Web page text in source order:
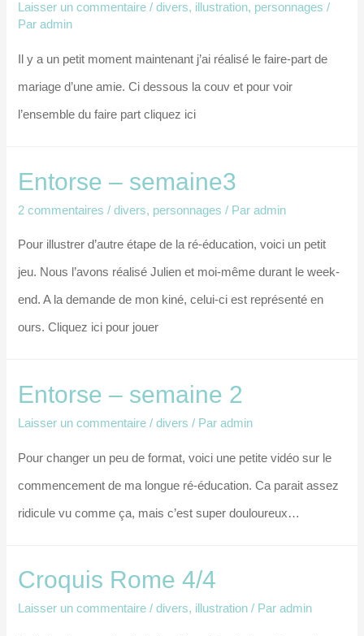
Laisser un commentaire /divers, illustration, personnages /
Paradmin
Il y a un petit moment maintenant j’ai réalisé le faire-part de
mariage d’une amie. Ci dessous la couv et pour voir
l’ensemble du faire part cliquez ici
Entorse – semaine3
2 commentaires /divers, personnages / Paradmin
Pour illustrer d’autre étape de la ré-éducation, voici un petit
jeu. Nous l’avons réalisé Julien et moi-même durant le week-
end. A la demande de mon kiné, celui-ci est représenté en
ours. Cliquez ici pour jouer
Entorse – semaine 2
Laisser un commentaire /divers / Paradmin
Pour changer un peu de format, voici une petite vidéo sur le
commencement de ma longue ré-éducation. Ca parait assez
ridicule vu comme ça, mais c’est super douloureux…
Croquis Rome 4/4
Laisser un commentaire /divers, illustration / Paradmin